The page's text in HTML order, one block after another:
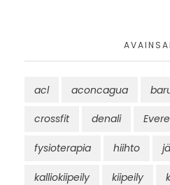
acl aconcagua
crossfit denali
fysioterapia hiihto
kalliokiipeily kiipeily